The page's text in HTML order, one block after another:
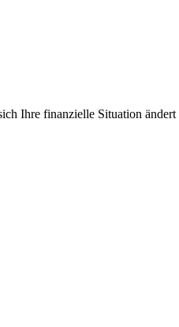
Ihre finanzielle Situation ändert